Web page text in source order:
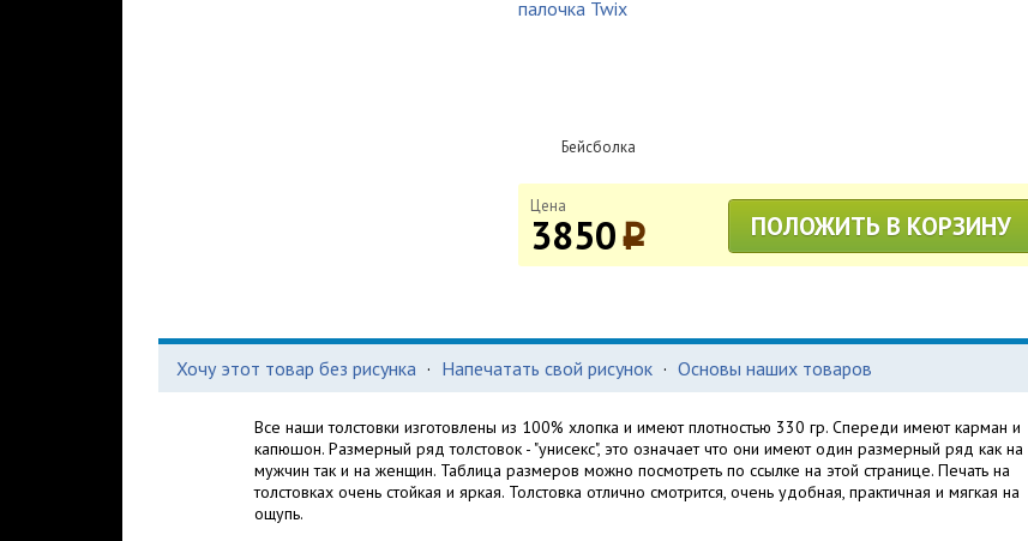
Бейсболка
Цена
3850p ПОЛОЖИТЬ В КОРЗИНУ
Хочу этот товар без рисунка · Напечатать свой рисунок · Основы наших товаров
Все наши толстовки изготовлены из 100% хлопка и имеют плотностью 330 гр. Спереди имеют карман и
капюшон. Размерный ряд толстовок - "унисекс", это означает что они имеют один размерный ряд как на
мужчин так и на женщин. Таблица размеров можно посмотреть по ссылке на этой странице. Печать на
толстовках очень стойкая и яркая. Толстовка отлично смотрится, очень удобная, практичная и мягкая на
ощупь.